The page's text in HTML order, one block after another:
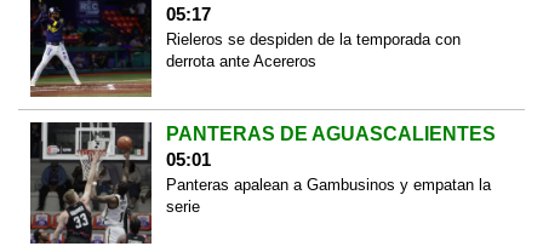
05:17
Rieleros se despiden de la temporada con
derrota ante Acereros
PANTERAS DE AGUASCALIENTES
05:01
Panteras apalean a Gambusinos y empatan la
serie